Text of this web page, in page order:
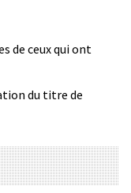
de ceux qui ont
du titre de